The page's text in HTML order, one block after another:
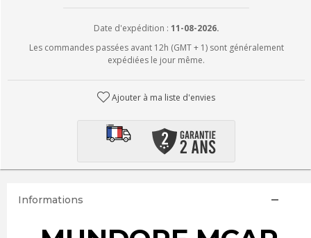
Date d'expédition : 11-08-2026.
Les commandes passées avant 12h (GMT + 1) sont généralement
expédiées le jour même.
Ajouter à ma liste d'envies
Informations